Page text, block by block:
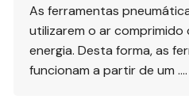
As ferramentas
utilizarem o ar comprimido
energia. Desta forma, as
funcionam a partir de um ….